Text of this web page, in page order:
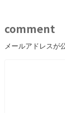
comment
メールアドレスが